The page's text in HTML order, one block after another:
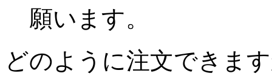
願います。
どのように注文できま